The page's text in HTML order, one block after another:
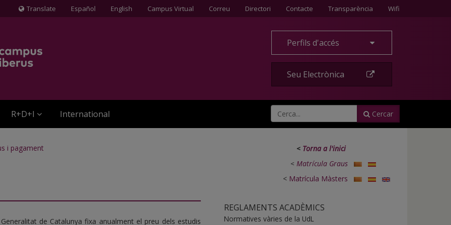
Icona
Translate Español English Campus Virtual Correu Directori Contacte
Contacte Transparència Wifi
Perfils d'accés
Seu Electrònica
R+D+I International Cercar
i pagament
de Catalunya fixa anualment el preu dels estudis
< Torna a l'inici
< Matrícula Graus
< Matrícula Màsters
REGLAMENTS ACADÈMICS
Normatives vàries de la UdL